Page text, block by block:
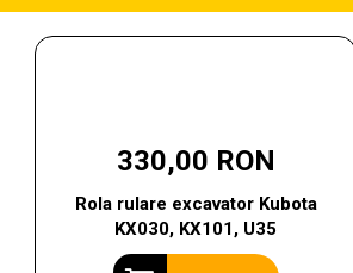
330,00 RON
Rola rulare excavator Kubota
KX030, KX101, U35